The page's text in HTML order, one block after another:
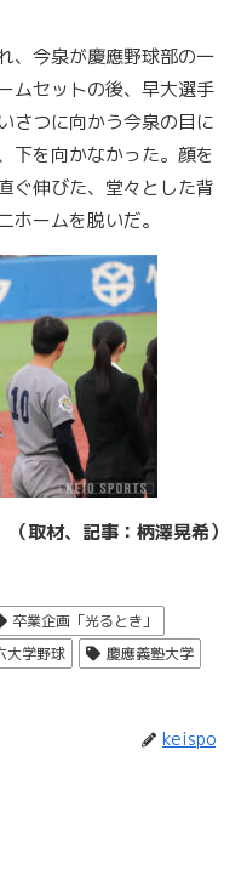
、今泉が慶應野球部の一
ムセットの後、早大選手
さつに向かう今泉の目に
下を向かなかった。顔を
ぐ伸びた、堂々とした背
ホームを脱いだ。
（取材、記事：柄澤晃希）
卒業企画「光るとき」
大学野球
慶應義塾大学
keispo